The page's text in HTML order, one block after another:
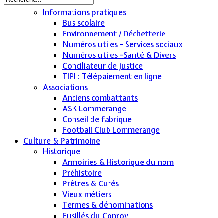
Informations pratiques
Bus scolaire
Environnement / Déchetterie
Numéros utiles - Services sociaux
Numéros utiles -Santé & Divers
Conciliateur de justice
TIPI : Télépaiement en ligne
Associations
Anciens combattants
ASK Lommerange
Conseil de fabrique
Football Club Lommerange
Culture & Patrimoine
Historique
Armoiries & Historique du nom
Préhistoire
Prêtres & Curés
Vieux métiers
Termes & dénominations
Fusillés du Conroy